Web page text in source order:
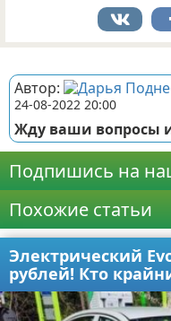
Автор:
24-08-2022 20:00
Жду ваши вопросы
Подпишись на
Похожие статьи
Электрический
рублей! Кто